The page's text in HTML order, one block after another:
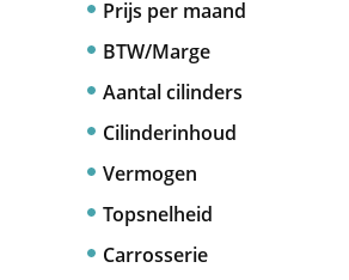
Prijs per maand
BTW/Marge
Aantal cilinders
Cilinderinhoud
Vermogen
Topsnelheid
Carrosserie